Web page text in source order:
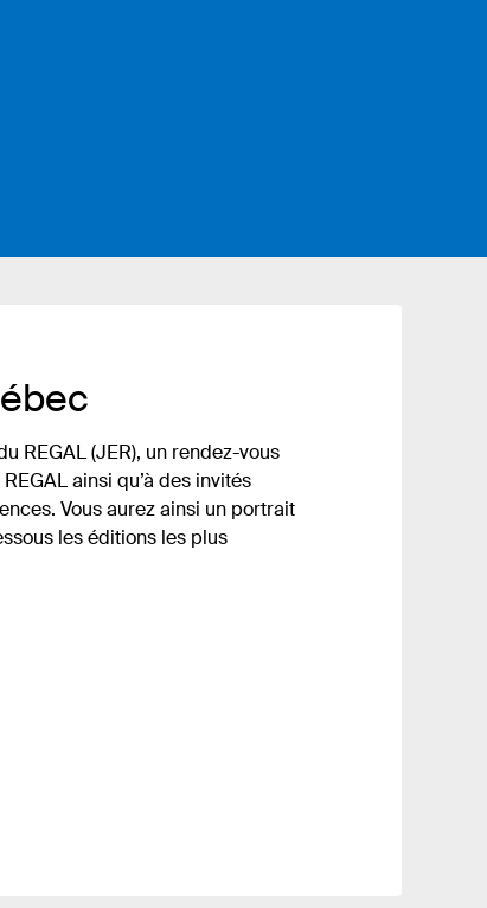
REGAL (JER), un rendez-vous
ainsi qu’à des invités
Vous aurez ainsi un portrait
les éditions les plus